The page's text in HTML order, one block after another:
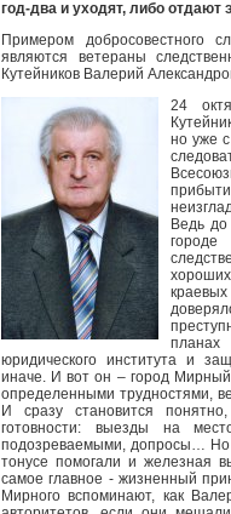
год-два и уходят, либо отдают
Примером добросовестного
являются ветераны
Кутейников Валерий
24
но уже
Ведь
юридического института и
иначе. И вот он – город
определенными трудностями,
И сразу становится
готовности: выезды на
подозреваемыми, допросы… Но
тонусе помогали и железная
самое главное - жизненный
Мирного вспоминают, как